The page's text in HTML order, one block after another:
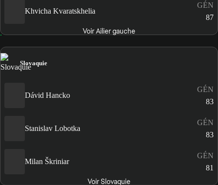
Khvicha Kvaratskhelia
GÉN
87
Voir Ailier gauche
Slovaquie
Dávid Hancko
GÉN
83
Stanislav Lobotka
GÉN
83
Milan Škriniar
GÉN
81
Voir Slovaquie